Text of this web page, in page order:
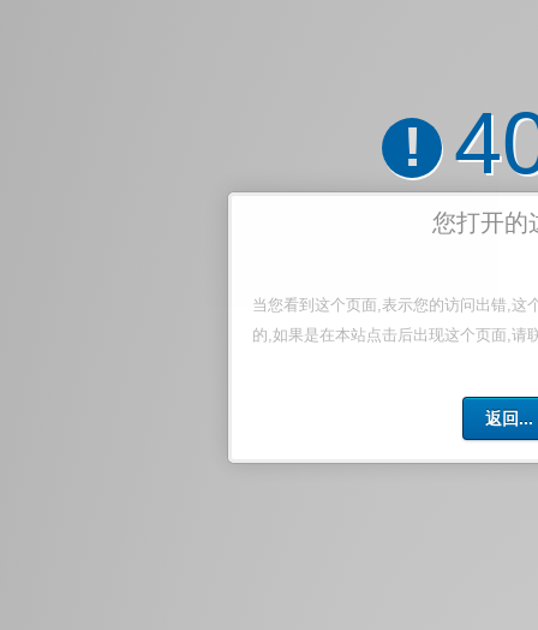
!
您打开的
当您看到这个页面,表示您的访问出错,这
的,如果是在本站点击后出现这个页面,请
返回...